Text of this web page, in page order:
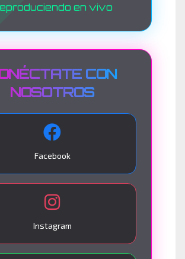
en vivo
CON
NOSOTROS
Facebook
Instagram